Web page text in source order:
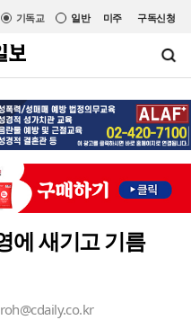
미주 구독신청
일반
기독교
에 새기고 기름